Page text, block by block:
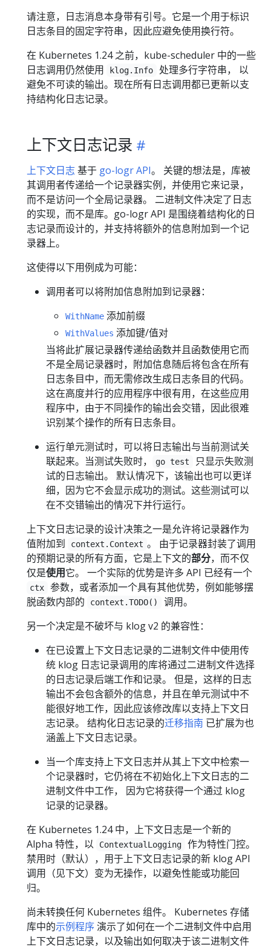
请注意，日志消息本身带有引号。它是一个用于标识
日志条目的固定字符串，因此应避免使用换行符。
在 Kubernetes 1.24 之前，kube-scheduler 中的一些
日志调用仍然使用
klog.Info
处理多行字符串， 以
避免不可读的输出。现在所有日志调用都已更新以支
持结构化日志记录。
上下文日志记录
上下文日志基于 go-logr API。 关键的想法是，库被
其调用者传递给一个记录器实例，并使用它来记录，
而不是访问一个全局记录器。 二进制文件决定了日志
的实现，而不是库。go-logr API 是围绕着结构化的日
志记录而设计的，并支持将额外的信息附加到一个记
录器上。
这使得以下用例成为可能：
调用者可以将附加信息附加到记录器：
WithName 添加前缀
WithValues 添加键/值对
当将此扩展记录器传递给函数并且函数使用它而
不是全局记录器时，附加信息随后将包含在所有
日志条目中，而无需修改生成日志条目的代码。
这在高度并行的应用程序中很有用，在这些应用
程序中，由于不同操作的输出会交错，因此很难
识别某个操作的所有日志条目。
运行单元测试时，可以将日志输出与当前测试关
联起来。当测试失败时，
go test
只显示失败测
试的日志输出。 默认情况下，该输出也可以更详
细，因为它不会显示成功的测试。这些测试可以
在不交错输出的情况下并行运行。
上下文日志记录的设计决策之一是允许将记录器作为
值附加到
context.Context 。 由于记录器封装了调用
的预期记录的所有方面，它是上下文的部分，而不仅
仅是使用它。 一个实际的优势是许多 API 已经有一个
ctx
参数，或者添加一个具有其他优势，例如能够摆
脱函数内部的
context.TODO()
调用。
另一个决定是不破坏与 klog v2 的兼容性：
在已设置上下文日志记录的二进制文件中使用传
统 klog 日志记录调用的库将通过二进制文件选择
的日志记录后端工作和记录。 但是，这样的日志
输出不会包含额外的信息，并且在单元测试中不
能很好地工作，因此应该修改库以支持上下文日
志记录。 结构化日志记录的迁移指南 已扩展为也
涵盖上下文日志记录。
当一个库支持上下文日志并从其上下文中检索一
个记录器时，它仍将在不初始化上下文日志的二
进制文件中工作， 因为它将获得一个通过 klog
记录的记录器。
在 Kubernetes 1.24 中，上下文日志是一个新的
Alpha 特性，以
ContextualLogging
作为特性门控。
禁用时（默认），用于上下文日志记录的新 klog API
调用（见下文）变为无操作，以避免性能或功能回
归。
尚未转换任何 Kubernetes 组件。 Kubernetes 存储
库中的示例程序演示了如何在一个二进制文件中启用
上下文日志记录，以及输出如何取决于该二进制文件